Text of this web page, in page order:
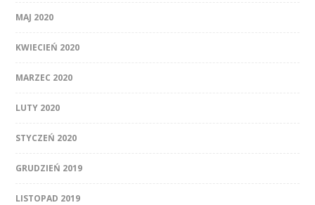
MAJ 2020
KWIECIEŃ 2020
MARZEC 2020
LUTY 2020
STYCZEŃ 2020
GRUDZIEŃ 2019
LISTOPAD 2019